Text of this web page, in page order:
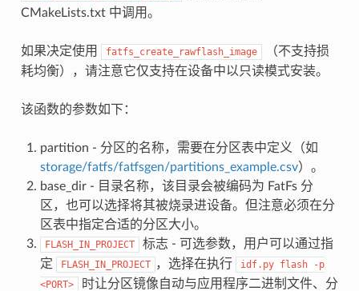
CMakeLists.txt 中调用。
如果决定使用 fatfs_create_rawflash_image
（不支持损
耗均衡），请注意它仅支持在设备中以只读模式安装。
该函数的参数如下：
partition - 分区的名称，需要在分区表中定义（如
storage/fatfs/fatfsgen/partitions_example.csv）。
base_dir - 目录名称，该目录会被编码为 FatFs 分
区，也可以选择将其被烧录进设备。但注意必须在分
区表中指定合适的分区大小。
FLASH_IN_PROJECT
标志 - 可选参数，用户可以通过指
定
FLASH_IN_PROJECT ，选择在执行 idf.py flash
-p
<PORT>
时让分区镜像自动与应用程序二进制文件、分